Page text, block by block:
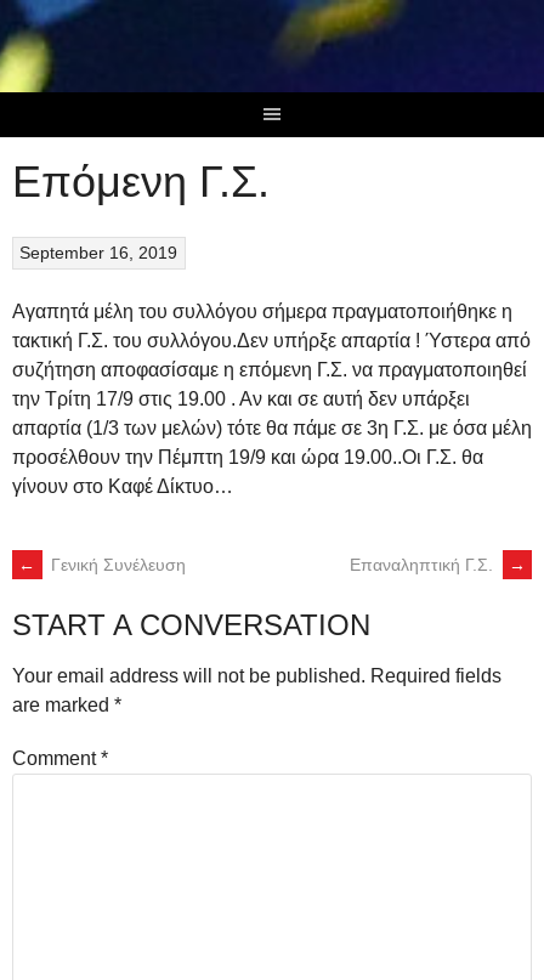
Skip
to
content
Επόμενη Γ.Σ.
September 16, 2019
Αγαπητά μέλη του συλλόγου σήμερα πραγματοποιήθηκε η
τακτική Γ.Σ. του συλλόγου.Δεν υπήρξε απαρτία ! Ύστερα από
συζήτηση αποφασίσαμε η επόμενη Γ.Σ. να πραγματοποιηθεί
την Τρίτη 17/9 στις 19.00 . Αν και σε αυτή δεν υπάρξει
απαρτία (1/3 των μελών) τότε θα πάμε σε 3η Γ.Σ. με όσα μέλη
προσέλθουν την Πέμπτη 19/9 και ώρα 19.00..Οι Γ.Σ. θα
γίνουν στο Καφέ Δίκτυο…
POST
NAVIGATION
← Γενική Συνέλευση Επαναληπτική Γ.Σ. →
START A CONVERSATION
Your email address will not be published. Required fields
are marked *
Comment*